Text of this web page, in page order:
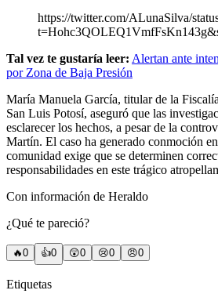
https://twitter.com/ALunaSilva/
Tal vez te gustaría leer: Alertan ante
por Zona de Baja Presión
María Manuela García, titular de la
San Luis Potosí, aseguró que las
esclarecer los hechos, a pesar de la
Martín. El caso ha generado conmoción
comunidad exige que se determinen
responsabilidades en este trágico
Con información de Heraldo
¿Qué te pareció?
🔥0 👍0 😲0 😢0 😠0
Etiquetas